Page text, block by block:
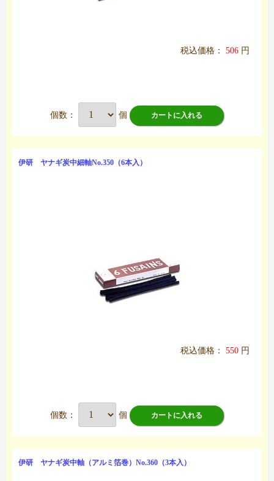
税込価格： 506 円
個数： 個 カートに入れる
伊研 ヤナギ炭中細軸No.350（6本入）
税込価格： 550 円
個数： 個 カートに入れる
伊研 ヤナギ炭中軸（アルミ箔巻）No.360（3本入）